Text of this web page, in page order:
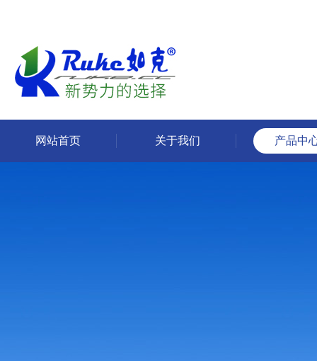
网站首页 关于我们 产品中